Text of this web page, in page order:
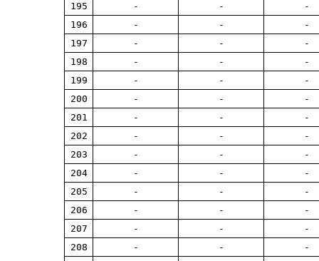
195
- -
-
196
- -
-
197
- -
-
198
- -
-
199
- -
-
200
- -
-
201
- -
-
202
- -
-
203
- -
-
204
- -
-
205
- -
-
206
- -
-
207
- -
-
208
- -
-